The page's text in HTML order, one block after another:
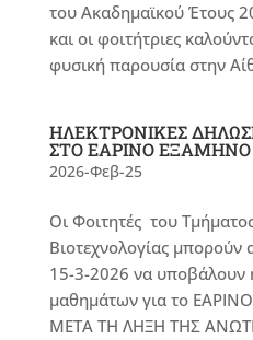
του Ακαδημαϊκού Έτους
και οι φοιτήτριες
φυσική παρουσία στην
ΗΛΕΚΤΡΟΝΙΚΕΣ
ΣΤΟ ΕΑΡΙΝΟ ΕΞΑΜΗΝΟ
2026-Φεβ-25
Οι Φοιτητές του
Βιοτεχνολογίας μπορούν
15-3-2026 να υποβάλουν
μαθημάτων για το
ΜΕΤΑ ΤΗ ΛΗΞΗ ΤΗΣ